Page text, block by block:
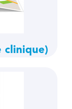
clinique)